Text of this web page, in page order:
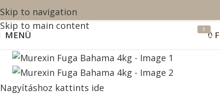
Skip to navigation
Skip to main content
MENÜ
0
termék
0
Nagyításhoz kattints ide